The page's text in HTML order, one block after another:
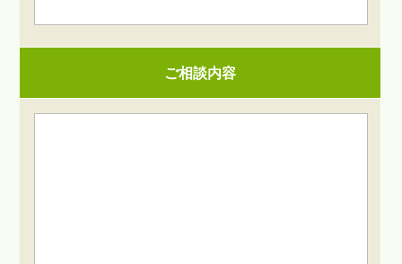
ご相談内容